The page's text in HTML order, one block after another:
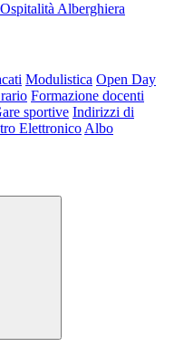
Alberghiera
Modulistica Open Day
Formazione docenti
sportive Indirizzi di
Elettronico Albo